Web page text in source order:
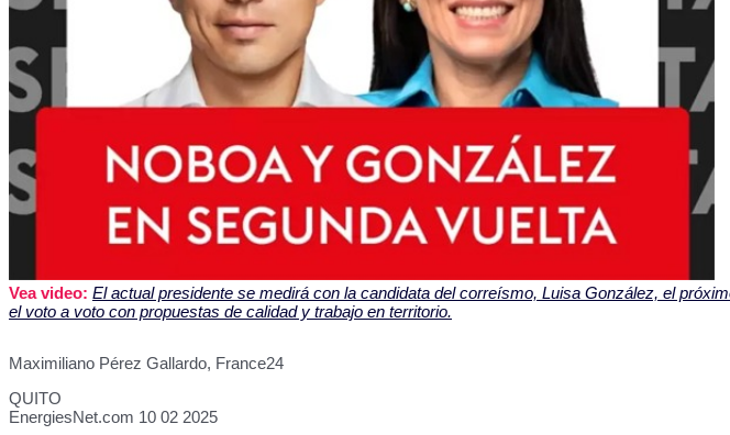
Vea video: El actual presidente se medirá con la candidata del correísmo, Luisa González, el
el voto a voto con propuestas de calidad y trabajo en territorio.
Maximiliano Pérez Gallardo, France24
QUITO
EnergiesNet.com 10 02 2025